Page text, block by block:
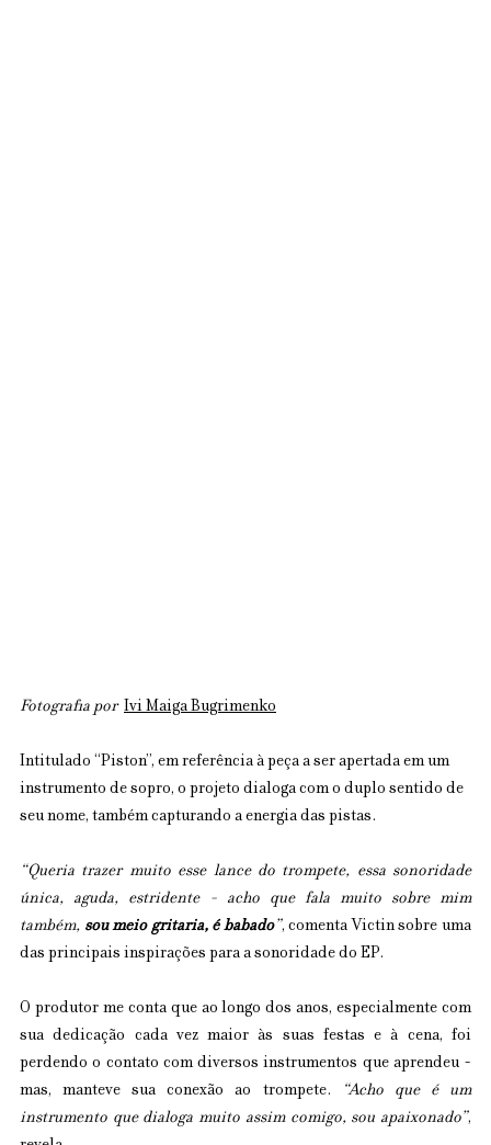
Fotografia por Ivi Maiga Bugrimenko
Intitulado “Piston”, em referência à peça a ser apertada em um
instrumento de sopro, o projeto dialoga com o duplo sentido de
seu nome, também capturando a energia das pistas.
“Queria trazer muito esse lance do trompete, essa sonoridade
única, aguda, estridente - acho que fala muito sobre mim
também, sou meio gritaria, é babado”, comenta Victin sobre uma
das principais inspirações para a sonoridade do EP.
O produtor me conta que ao longo dos anos, especialmente com
sua dedicação cada vez maior às suas festas e à cena, foi
perdendo o contato com diversos instrumentos que aprendeu -
mas, manteve sua conexão ao trompete.
“Acho que é um
instrumento que dialoga muito assim comigo, sou apaixonado”,